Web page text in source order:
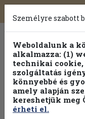
Toggle
Válogasson több
Személyre szabott
Weboldalunk a
alkalmazza: (1)
technikai
szolgáltatás
könnyebbé és
amely alapján
kereshetjük meg
érheti el.